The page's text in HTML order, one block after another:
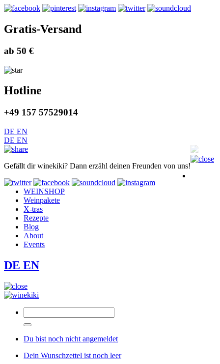
Gratis-Versand
ab 50 €
Hotline
+49 157 57529014
DE EN
DE EN
Gefällt dir winekiki? Dann erzähl deinen Freunden von uns!
WEINSHOP
Weinpakete
X-tras
Rezepte
Blog
About
Events
DE EN
Du bist noch nicht angemeldet
Dein Wunschzettel ist noch leer